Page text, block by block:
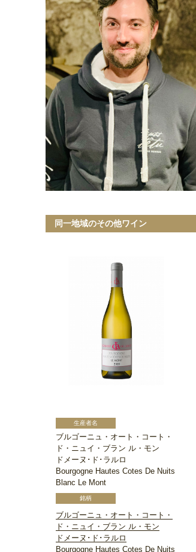
同一地域のその他ワイン
ブルゴーニュ・オート・コート・
ド・ニュイ・ブラン ル・モン
ドメーヌ･ド･ラルロ
Bourgogne Hautes Cotes De Nuits
Blanc Le Mont
ブルゴーニュ・オート・コート・
ド・ニュイ・ブラン ル・モン
ドメーヌ･ド･ラルロ
Bourgogne Hautes Cotes De Nuits